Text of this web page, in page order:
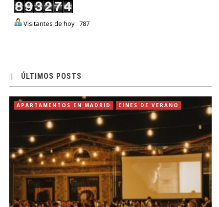
Visitantes de hoy : 787
ÚLTIMOS POSTS
APARTAMENTOS EN MADRID CINES DE VERANO